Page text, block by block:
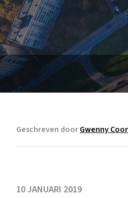
Geschreven doorGwenny
10 JANUARI 2019